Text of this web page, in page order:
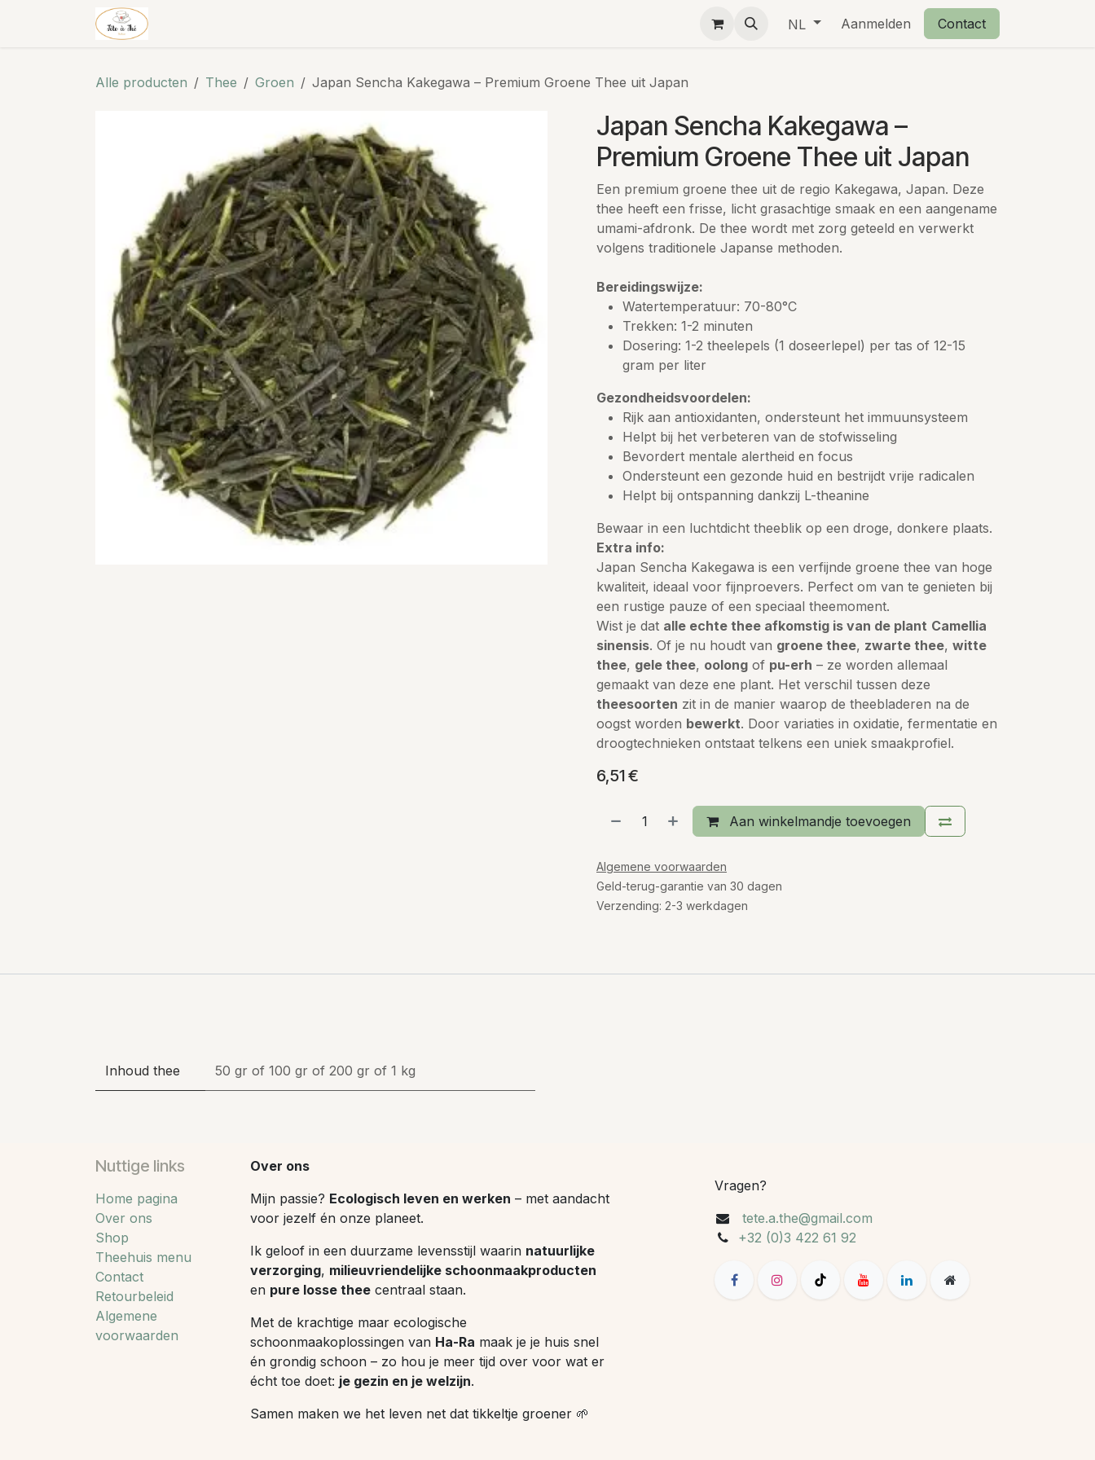
Overslaan naar inhoud
Kleine geschenkjes Over ons Retourbeleid
NL Aanmelden Contact
Alle producten Thee Groen Japan Sencha Kakegawa – Premium Groene Thee uit Japan
Japan Sencha Kakegawa –
Premium Groene Thee uit Japan
Een premium groene thee uit de regio Kakegawa, Japan. Deze
thee heeft een frisse, licht grasachtige smaak en een aangename
umami-afdronk. De thee wordt met zorg geteeld en verwerkt
volgens traditionele Japanse methoden.
Bereidingswijze:
Watertemperatuur: 70-80°C
Trekken: 1-2 minuten
Dosering: 1-2 theelepels (1 doseerlepel) per tas of 12-15
gram per liter
Gezondheidsvoordelen:
Rijk aan antioxidanten, ondersteunt het immuunsysteem
Helpt bij het verbeteren van de stofwisseling
Bevordert mentale alertheid en focus
Ondersteunt een gezonde huid en bestrijdt vrije radicalen
Helpt bij ontspanning dankzij L-theanine
Bewaar in een luchtdicht theeblik op een droge, donkere plaats.
Extra info:
Japan Sencha Kakegawa is een verfijnde groene thee van hoge
kwaliteit, ideaal voor fijnproevers. Perfect om van te genieten bij
een rustige pauze of een speciaal theemoment.
Wist je dat alle echte thee afkomstig is van de plant Camellia
sinensis. Of je nu houdt van groene thee, zwarte thee, witte
thee, gele thee, oolong of pu-erh – ze worden allemaal
gemaakt van deze ene plant. Het verschil tussen deze
theesoorten zit in de manier waarop de theebladeren na de
oogst worden bewerkt. Door variaties in oxidatie, fermentatie en
droogtechnieken ontstaat telkens een uniek smaakprofiel.
6,51€
Aan winkelmandje toevoegen
Algemene voorwaarden
Geld-terug-garantie van 30 dagen
Verzending: 2-3 werkdagen
Inhoud thee 50 gr of 100 gr of 200 gr of 1 kg
Nuttige links
Home pagina
Over ons
Shop
Theehuis menu
Contact
Retourbeleid
Algemene
voorwaarden
Over ons
Mijn passie? Ecologisch leven en werken – met aandacht
voor jezelf én onze planeet.
Ik geloof in een duurzame levensstijl waarin natuurlijke
verzorging, milieuvriendelijke schoonmaakproducten
en pure losse thee centraal staan.
Met de krachtige maar ecologische
schoonmaakoplossingen van Ha-Ra maak je je huis snel
én grondig schoon – zo hou je meer tijd over voor wat er
écht toe doet: je gezin en je welzijn.
Samen maken we het leven net dat tikkeltje groener 🌱
Vragen?
tete.a.the@gmail.com
+32 (0)3 422 61 92